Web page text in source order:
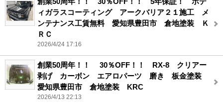
ィガラスコーティング アークバリア２１施工 メ
ンテナンス工賃無料 愛知県豊田市 倉地塗装 Ｋ
ＲＣ
2026/4/24 17:16
創業50周年！！ 30％OFF！！ RX-8 クリアー
剥げ カーボン エアロパーツ 磨き 板金塗装
愛知県豊田市 倉地塗装 KRC
2026/4/13 22:13